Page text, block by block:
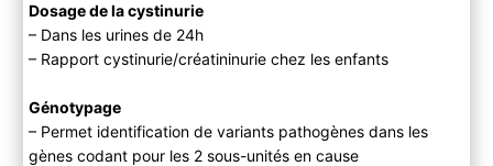
Dosage de la cystinurie
– Dans les urines de 24h
– Rapport cystinurie/créatininurie chez les enfants
Génotypage
– Permet identification de variants pathogènes dans les
gènes codant pour les 2 sous-unités en cause